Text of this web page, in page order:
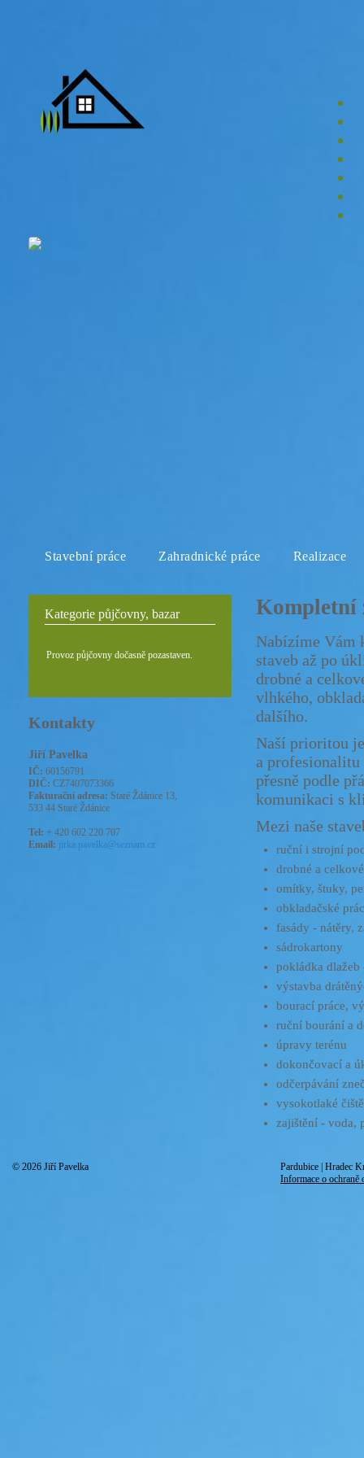
Stavební práce Zahradnické práce Realizace
Kategorie půjčovny, bazar
Provoz půjčovny dočasně pozastaven.
Kontakty
Jiří Pavelka
IČ: 60156791
DIČ: CZ7407073366
Fakturační adresa: Staré Ždánice 13,
533 44 Staré Ždánice
Tel: + 420 602 220 707
Email:
jirka.pavelka@seznam.cz
Kompletní
Nabízíme Vám
staveb až po
drobné a
vlhkého,
dalšího.
Naší prioritou
a profesionalitu
přesně podle
komunikaci s
Mezi naše
ruční i strojní
drobné a
omítky, štuky,
obkladačské
fasády - nátěry,
sádrokartony
pokládka
výstavba
bourací práce,
ruční bourání a
úpravy terénu
dokončovací a
odčerpávání
vysokotlaké
zajištění - voda,
© 2026 Jiří Pavelka
Pardubice | Hradec
Informace o ochraně